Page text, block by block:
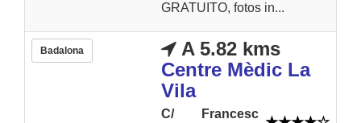
GRATUITO, fotos in...
Badalona
A 5.82 kms
Centre Mèdic La
Vila
C/ Francesc